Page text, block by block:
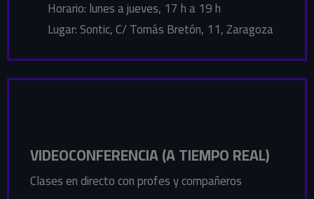
Horario: lunes a jueves, 17 h a 19 h
Lugar: Sontic, C/ Tomás Bretón, 11, Zaragoza
VIDEOCONFERENCIA (A TIEMPO REAL)
Clases en directo con profes y compañeros